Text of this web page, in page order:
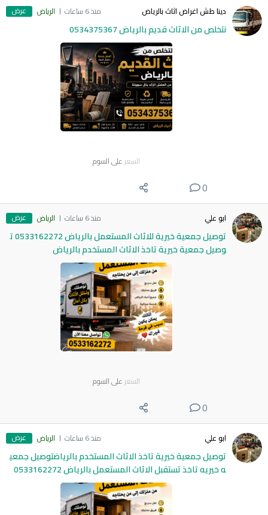
دينا طش اغراض اثاث بالرياض منذ 6 ساعات الرياض عرض
نتخلص من الاثاث قديم بالرياض 0534375367
السعر على السوم
0
ابو علي منذ 6 ساعات الرياض عرض
توصيل جمعية خيرية للاثاث المستعمل بالرياض 0533162272 ت
وصيل جمعية خيرية تاخذ الاثاث المستخدم بالرياض
السعر على السوم
0
ابو علي منذ 6 ساعات الرياض عرض
توصيل جمعية خيرية تاخذ الاثاث المستخدم بالرياضتوصيل جمعي
ه خيريه تاخذ تستقبل الاثاث المستعمل بالرياض 0533162272